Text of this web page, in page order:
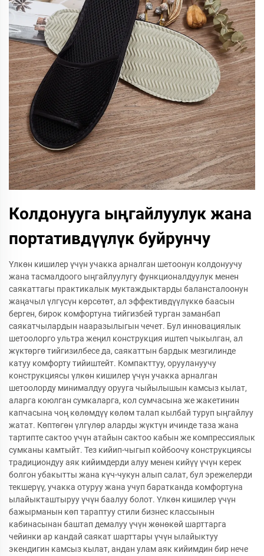
Колдонууга ыңгайлуулук жана
портативдүүлүк буйрунчу
Үлкөн кишилер үчүн учакка арналган шетоонун колдонуучу
жана тасмалдоого ыңгайлуулугу функционалдуулук менен
саякаттагы практикалык муктаждыктарды балансталоонун
жаңачыл үлгүсүн көрсөтөт, ал эффективдүүлүккө баасын
берген, бирок комфортуна тийгизбей турган заманбап
саякатчылардын нааразылыгын чечет. Бул инновациялык
шетоолорго ультра жеңил конструкция иштеп чыкылган, ал
жүктөргө тийгизилбесе да, саякаттын бардык мезгилинде
катуу комфорту тийиштейт. Компакттуу, оруулануучу
конструкциясы үлкөн кишилер үчүн учакка арналган
шетоолорду минималдуу орууга чыйылышын камсыз кылат,
аларга коюлган сумкаларга, кол сумчасына же жакетинин
капчасына чоң көлөмдүү көлөм талап кылбай туруп ыңгайлуу
жатат. Көптөгөн үлгүлөр аларды жүктүн ичинде таза жана
тартипте сактоо үчүн атайын сактоо кабын же компрессиялык
сумканы камтыйт. Тез кийип-чыгып койбоочу конструкциясы
традициондуу аяк кийимдерди алуу менен кийүү үчүн керек
болгон убакытты жана күч-чукун алып салат, бул эрежелерди
текшерүү, учакка отуруу жана учуп баратканда комфортуна
ылайыкташтыруу үчүн баалуу болот. Үлкөн кишилер үчүн
бажырманын көп тараптуу стили бизнес классынын
кабинасынан баштап демалуу үчүн жөнөкөй шарттарга
чейинки ар кандай саякат шарттары үчүн ылайыктуу
экендигин камсыз кылат, андан улам аяк кийимдин бир нече